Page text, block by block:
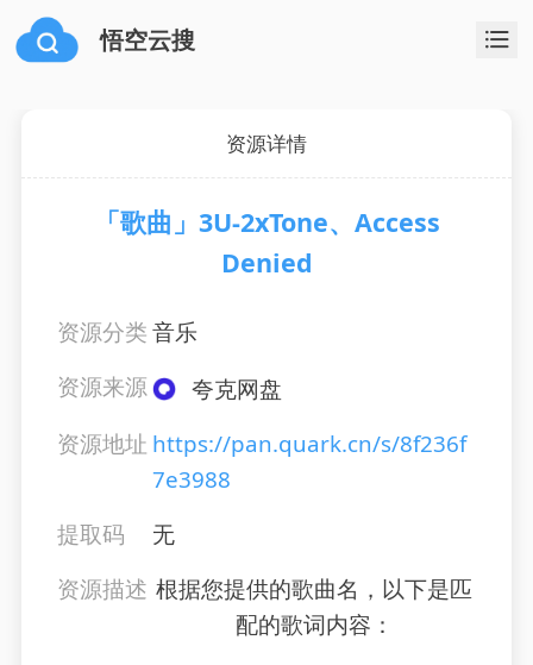
悟空云搜
资源详情
「歌曲」3U-2xTone、Access
Denied
资源分类音乐
资源来源
夸克网盘
资源地址 https://pan.quark.cn/s/8f236f
7e3988
提取码
无
资源描述 根据您提供的歌曲名，以下是匹
配的歌词内容：